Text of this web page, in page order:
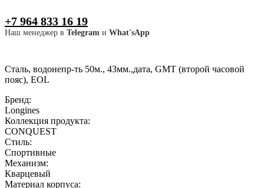
+7 964 833 16 19
Наш менеджер в Telegram и What'sApp
Сталь, водонепр-ть 50м., 43мм.,дата, GMT (второй часовой
пояс), EOL
Бренд:
Longines
Коллекция продукта:
CONQUEST
Стиль:
Спортивные
Механизм:
Кварцевый
Материал корпуса: